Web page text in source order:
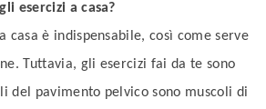
esercizi a casa?
casa è indispensabile, così come serve
Tuttavia, gli esercizi fai da te sono
del pavimento pelvico sono muscoli di